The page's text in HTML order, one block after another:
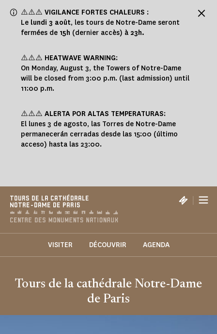
⚠️⚠️⚠️ VIGILANCE FORTES CHALEURS :
Le lundi 3 août, les tours de Notre-Dame seront
fermées de 15h (dernier accès) à 23h.
⚠️⚠️⚠️ HEATWAVE WARNING:
On Monday, August 3, the Towers of Notre-Dame
will be closed from 3:00 p.m. (last admission) until
11:00 p.m.
⚠️⚠️⚠️ ALERTA POR ALTAS TEMPERATURAS:
El lunes 3 de agosto, las Torres de Notre-Dame
permanecerán cerradas desde las 15:00 (último
acceso) hasta las 23:00.
TOURS DE LA CATHÉDRALE
NOTRE-DAME DE PARIS
|
VISITER DÉCOUVRIR AGENDA
Tours de la cathédrale Notre-Dame
de Paris